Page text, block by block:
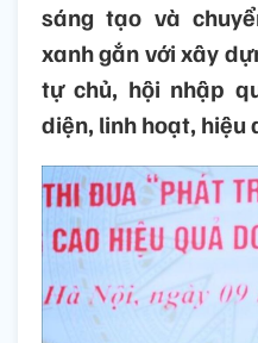
sáng tạo và
xanh gắn với xây
tự chủ, hội nhập
diện, linh hoạt, hiệu